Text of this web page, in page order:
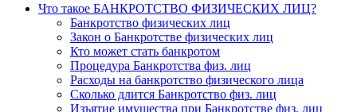
Что такое БАНКРОТСТВО ФИЗИЧЕСКИХ ЛИЦ?
Банкротство физических лиц
Закон о Банкротстве физических лиц
Кто может стать банкротом
Процедура Банкротства физ. лиц
Расходы на банкротство физического лица
Сколько длится Банкротство физ. лиц
Изъятие имущества при Банкротстве физ. лиц